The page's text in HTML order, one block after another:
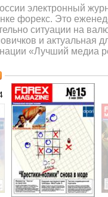
электронный
форекс. Это
ситуации на
и актуальная
«Лучший медиа